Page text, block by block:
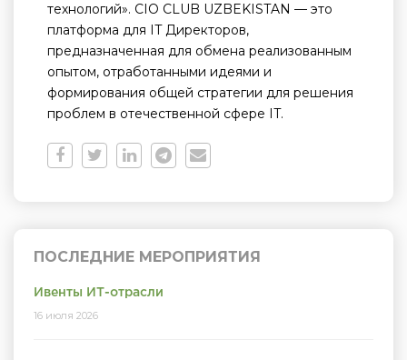
технологий». CIO CLUB UZBEKISTAN — это
платформа для IT Директоров,
предназначенная для обмена реализованным
опытом, отработанными идеями и
формирования общей стратегии для решения
проблем в отечественной сфере IT.
ПОСЛЕДНИЕ МЕРОПРИЯТИЯ
Ивенты ИТ-отрасли
16 июля 2026